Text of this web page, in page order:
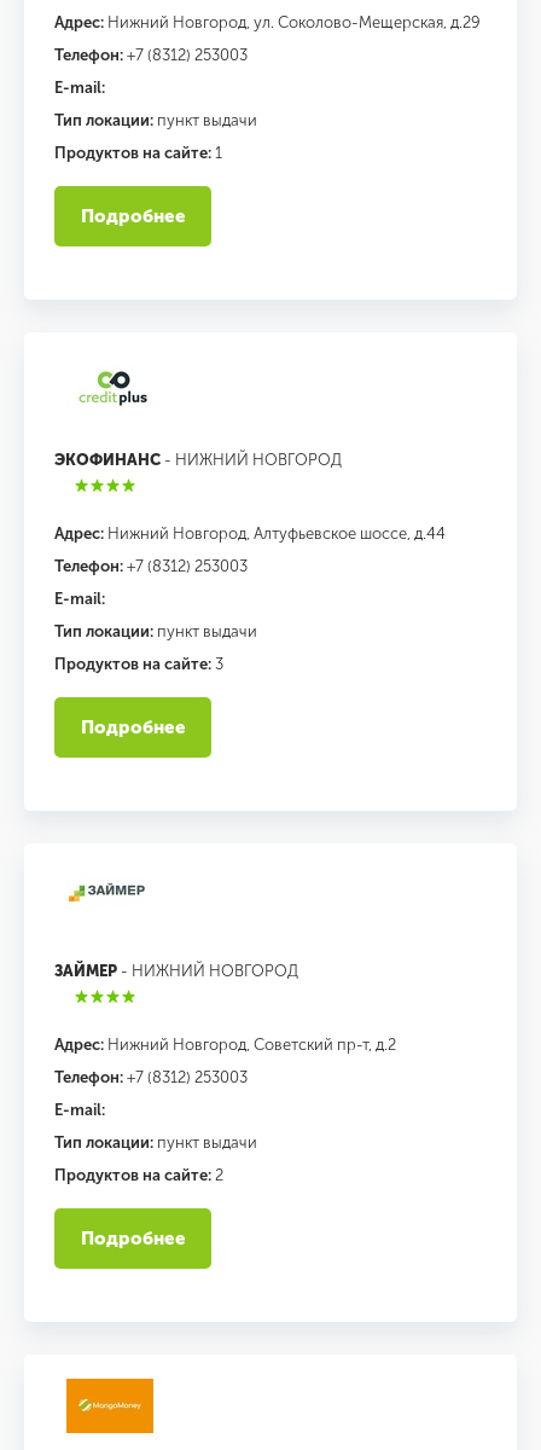
Адрес: Нижний Новгород, ул. Соколово-Мещерская, д.29
Телефон: +7 (8312) 253003
E-mail:
Тип локации: пункт выдачи
Продуктов на сайте: 1
Подробнее
ЭКОФИНАНС - НИЖНИЙ НОВГОРОД
Адрес: Нижний Новгород, Алтуфьевское шоссе, д.44
Телефон: +7 (8312) 253003
E-mail:
Тип локации: пункт выдачи
Продуктов на сайте: 3
Подробнее
ЗАЙМЕР - НИЖНИЙ НОВГОРОД
Адрес: Нижний Новгород, Советский пр-т, д.2
Телефон: +7 (8312) 253003
E-mail:
Тип локации: пункт выдачи
Продуктов на сайте: 2
Подробнее